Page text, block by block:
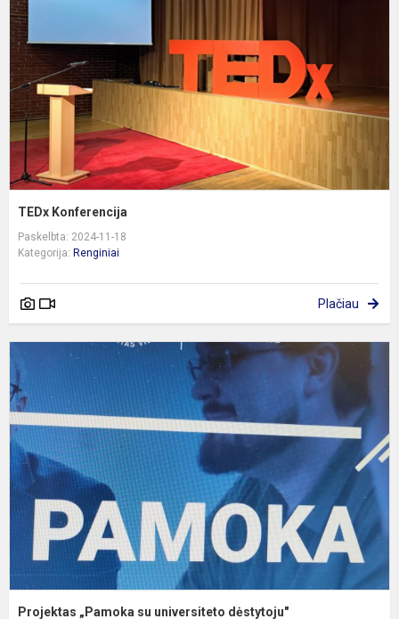
TEDx Konferencija
Paskelbta: 2024-11-18
Kategorija: Renginiai
Plačiau
Projektas „Pamoka su universiteto dėstytoju"